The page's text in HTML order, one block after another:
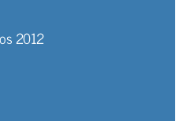
2012